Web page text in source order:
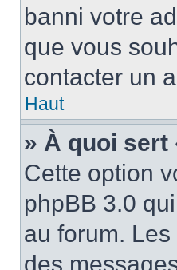
banni votre
que vous
contacter un
Haut
» À quoi sert
Cette option
phpBB 3.0
au forum.
des